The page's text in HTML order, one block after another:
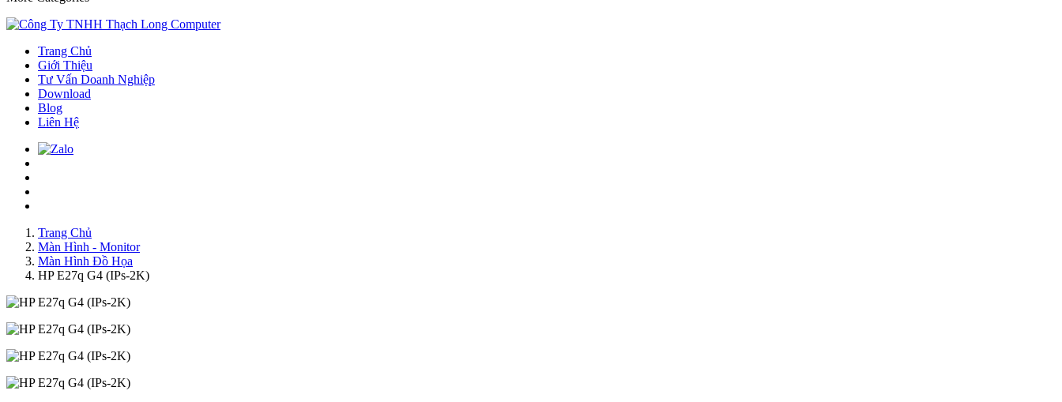
Trang Chủ
Giới Thiệu
Tư Vấn Doanh Nghiệp
Download
Blog
Liên Hệ
Trang Chủ
Màn Hình - Monitor
Màn Hình Đồ Họa
HP E27q G4 (IPs-2K)